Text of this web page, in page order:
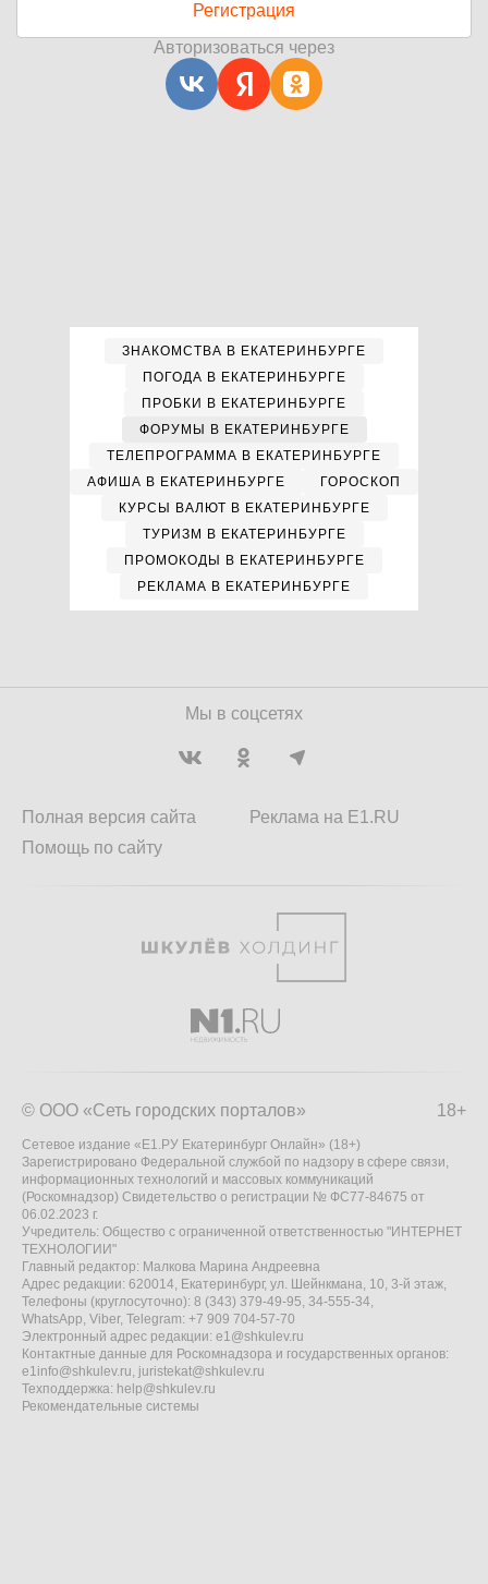
Регистрация
Авторизоваться через
ЗНАКОМСТВА В ЕКАТЕРИНБУРГЕ
ПОГОДА В ЕКАТЕРИНБУРГЕ
ПРОБКИ В ЕКАТЕРИНБУРГЕ
ФОРУМЫ В ЕКАТЕРИНБУРГЕ
ТЕЛЕПРОГРАММА В ЕКАТЕРИНБУРГЕ
АФИША В ЕКАТЕРИНБУРГЕ
ГОРОСКОП
КУРСЫ ВАЛЮТ В ЕКАТЕРИНБУРГЕ
ТУРИЗМ В ЕКАТЕРИНБУРГЕ
ПРОМОКОДЫ В ЕКАТЕРИНБУРГЕ
РЕКЛАМА В ЕКАТЕРИНБУРГЕ
Мы в соцсетях
Полная версия сайта
Помощь по сайту
Реклама на E1.RU
18+
© ООО «Сеть городских порталов»
Сетевое издание «Е1.РУ Екатеринбург Онлайн» (18+)
Зарегистрировано Федеральной службой по надзору в сфере связи,
информационных технологий и массовых коммуникаций
(Роскомнадзор) Свидетельство о регистрации № ФС77-84675 от
06.02.2023 г.
Учредитель: Общество с ограниченной ответственностью "ИНТЕРНЕТ
ТЕХНОЛОГИИ"
Главный редактор: Малкова Марина Андреевна
Адрес редакции: 620014, Екатеринбург, ул. Шейнкмана, 10, 3-й этаж,
Телефоны (круглосуточно): 8 (343) 379-49-95, 34-555-34,
WhatsApp, Viber, Telegram: +7 909 704-57-70
Электронный адрес редакции: e1@shkulev.ru
Контактные данные для Роскомнадзора и государственных органов:
e1info@shkulev.ru, juristekat@shkulev.ru
Техподдержка: help@shkulev.ru
Рекомендательные системы